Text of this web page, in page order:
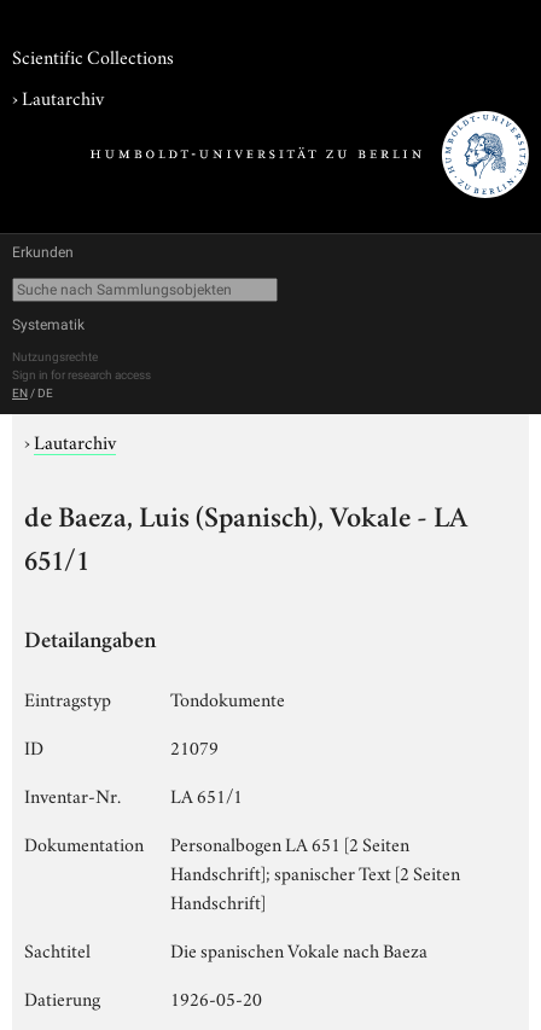
Scientific Collections
›Lautarchiv
Erkunden
Systematik
Nutzungsrechte
Sign in for research access
EN / DE
›Lautarchiv
de Baeza, Luis (Spanisch), Vokale - LA
651/1
Detailangaben
Eintragstyp
Tondokumente
ID
21079
Inventar-Nr.
LA 651/1
Dokumentation
Personalbogen LA 651 [2 Seiten
Handschrift]; spanischer Text [2 Seiten
Handschrift]
Sachtitel
Die spanischen Vokale nach Baeza
Datierung
1926-05-20